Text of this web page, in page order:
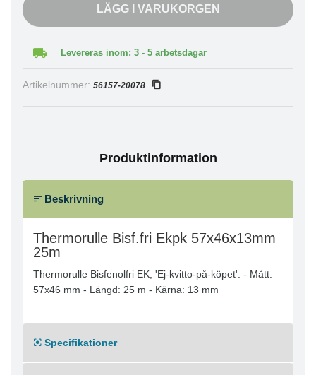
LÄGG I VARUKORGEN
Levereras inom: 3 - 5 arbetsdagar
Artikelnummer: 56157-20078
Produktinformation
Beskrivning
Thermorulle Bisf.fri Ekpk 57x46x13mm
25m
Thermorulle Bisfenolfri EK, 'Ej-kvitto-på-köpet'. - Mått:
57x46 mm - Längd: 25 m - Kärna: 13 mm
Specifikationer